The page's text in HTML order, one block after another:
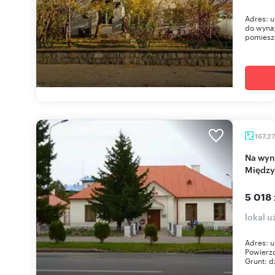
Adres:
do
Na wynajem przestronny lokal 167 m² w
5 018
lokal
Adres:
Grunt: